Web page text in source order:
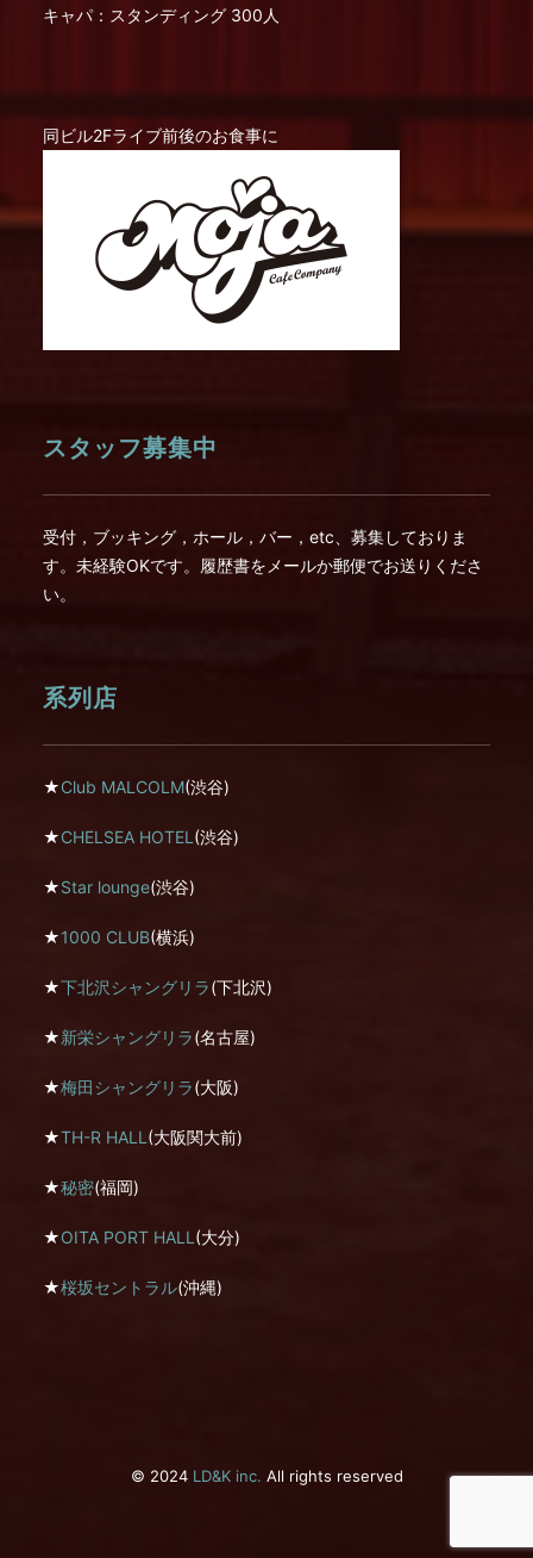
キャパ：スタンディング 300人
同ビル2Fライブ前後のお食事に
スタッフ募集中
受付，ブッキング，ホール，バー，etc、募集しておりま
す。未経験OKです。履歴書をメールか郵便でお送りくださ
い。
系列店
★Club MALCOLM(渋谷)
★CHELSEA HOTEL (渋谷)
★Star lounge(渋谷)
★1000 CLUB(横浜)
★下北沢シャングリラ(下北沢)
★新栄シャングリラ(名古屋)
★梅田シャングリラ(大阪)
★TH-R HALL (大阪関大前)
★秘密(福岡)
★OITA PORT HALL (大分)
★桜坂セントラル(沖縄)
© 2024 LD&K inc. All rights reserved